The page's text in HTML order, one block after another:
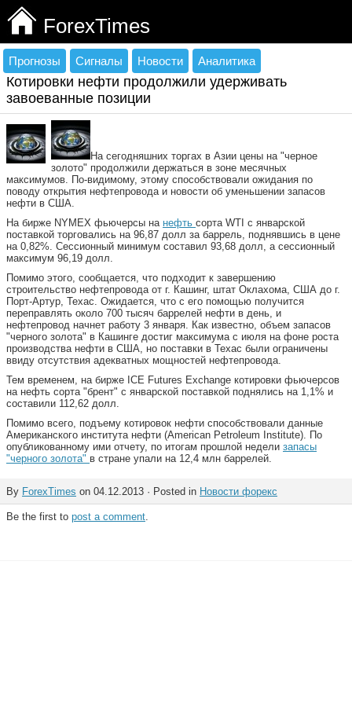
ForexTimes
Прогнозы Сигналы Новости Аналитика
Котировки нефти продолжили удерживать
завоеванные позиции
На сегодняшних торгах в Азии цены на "черное
золото" продолжили держаться в зоне месячных
максимумов. По-видимому, этому способствовали ожидания по
поводу открытия нефтепровода и новости об уменьшении запасов
нефти в США.
На бирже NYMEX фьючерсы на нефть сорта WTI с январской
поставкой торговались на 96,87 долл за баррель, поднявшись в цене
на 0,82%. Сессионный минимум составил 93,68 долл, а сессионный
максимум 96,19 долл.
Помимо этого, сообщается, что подходит к завершению
строительство нефтепровода от г. Кашинг, штат Оклахома, США до г.
Порт-Артур, Техас. Ожидается, что с его помощью получится
переправлять около 700 тысяч баррелей нефти в день, и
нефтепровод начнет работу 3 января. Как известно, объем запасов
"черного золота" в Кашинге достиг максимума с июля на фоне роста
производства нефти в США, но поставки в Техас были ограничены
ввиду отсутствия адекватных мощностей нефтепровода.
Тем временем, на бирже ICE Futures Exchange котировки фьючерсов
на нефть сорта "брент" с январской поставкой поднялись на 1,1% и
составили 112,62 долл.
Помимо всего, подъему котировок нефти способствовали данные
Американского института нефти (American Petroleum Institute). По
опубликованному ими отчету, по итогам прошлой недели запасы
"черного золота" в стране упали на 12,4 млн баррелей.
By ForexTimes on 04.12.2013 · Posted in Новости форекс
Be the first to post a comment.